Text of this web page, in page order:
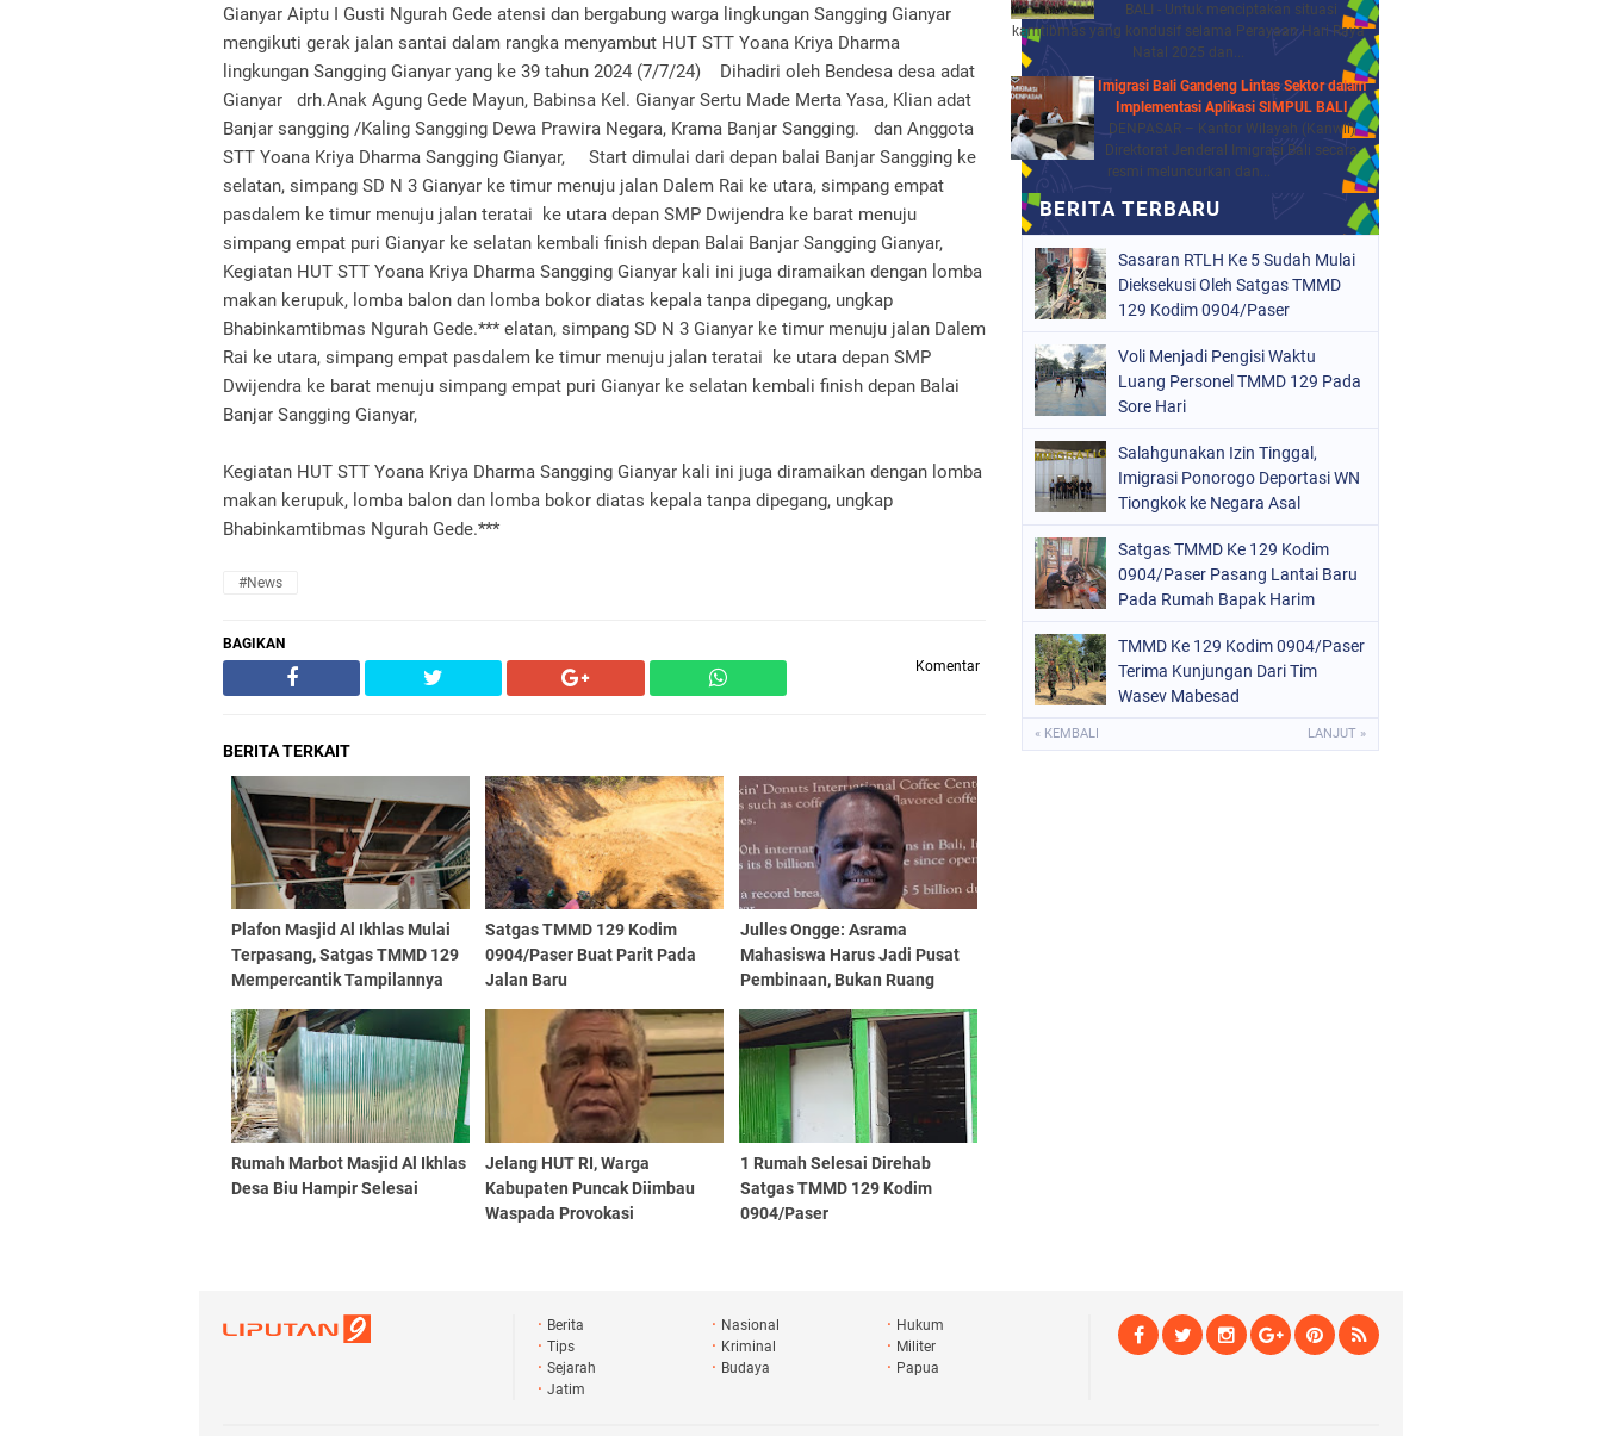
Gianyar Aiptu I Gusti Ngurah Gede atensi dan bergabung warga lingkungan Sangging Gianyar
mengikuti gerak jalan santai dalam rangka menyambut HUT STT Yoana Kriya Dharma
lingkungan Sangging Gianyar yang ke 39 tahun 2024 (7/7/24) Dihadiri oleh Bendesa desa adat
Gianyar drh.Anak Agung Gede Mayun, Babinsa Kel. Gianyar Sertu Made Merta Yasa, Klian adat
Banjar sangging /Kaling Sangging Dewa Prawira Negara, Krama Banjar Sangging. dan Anggota
STT Yoana Kriya Dharma Sangging Gianyar, Start dimulai dari depan balai Banjar Sangging ke
selatan, simpang SD N 3 Gianyar ke timur menuju jalan Dalem Rai ke utara, simpang empat
pasdalem ke timur menuju jalan teratai ke utara depan SMP Dwijendra ke barat menuju
simpang empat puri Gianyar ke selatan kembali finish depan Balai Banjar Sangging Gianyar,
Kegiatan HUT STT Yoana Kriya Dharma Sangging Gianyar kali ini juga diramaikan dengan lomba
makan kerupuk, lomba balon dan lomba bokor diatas kepala tanpa dipegang, ungkap
Bhabinkamtibmas Ngurah Gede.*** elatan, simpang SD N 3 Gianyar ke timur menuju jalan Dalem
Rai ke utara, simpang empat pasdalem ke timur menuju jalan teratai ke utara depan SMP
Dwijendra ke barat menuju simpang empat puri Gianyar ke selatan kembali finish depan Balai
Banjar Sangging Gianyar,
Kegiatan HUT STT Yoana Kriya Dharma Sangging Gianyar kali ini juga diramaikan dengan lomba
makan kerupuk, lomba balon dan lomba bokor diatas kepala tanpa dipegang, ungkap
Bhabinkamtibmas Ngurah Gede.***
#News
BAGIKAN
Komentar
BERITA TERKAIT
Plafon Masjid Al Ikhlas Mulai
Terpasang, Satgas TMMD 129
Mempercantik Tampilannya
Satgas TMMD 129 Kodim
0904/Paser Buat Parit Pada
Jalan Baru
Julles Ongge: Asrama
Mahasiswa Harus Jadi Pusat
Pembinaan, Bukan Ruang
Rumah Marbot Masjid Al Ikhlas
Desa Biu Hampir Selesai
Jelang HUT RI, Warga
Kabupaten Puncak Diimbau
Waspada Provokasi
1 Rumah Selesai Direhab
Satgas TMMD 129 Kodim
0904/Paser
BALI - Untuk menciptakan situasi
kamtibmas yang kondusif selama Perayaan Hari Raya
Natal 2025 dan...
Imigrasi Bali Gandeng Lintas Sektor dalam
Implementasi Aplikasi SIMPUL BALI
DENPASAR – Kantor Wilayah (Kanwil)
Direktorat Jenderal Imigrasi Bali secara
resmi meluncurkan dan...
Sasaran RTLH Ke 5 Sudah Mulai
Dieksekusi Oleh Satgas TMMD
129 Kodim 0904/Paser
Voli Menjadi Pengisi Waktu
Luang Personel TMMD 129 Pada
Sore Hari
Salahgunakan Izin Tinggal,
Imigrasi Ponorogo Deportasi WN
Tiongkok ke Negara Asal
Satgas TMMD Ke 129 Kodim
0904/Paser Pasang Lantai Baru
Pada Rumah Bapak Harim
TMMD Ke 129 Kodim 0904/Paser
Terima Kunjungan Dari Tim
Wasev Mabesad
« KEMBALI LANJUT »
Berita Nasional
Hukum
Tips
Kriminal
Militer
Sejarah
Budaya
Papua
Jatim